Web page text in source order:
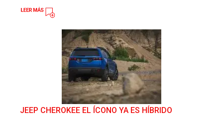
JEEP CHEROKEE EL ÍCONO YA ES HÍBRIDO